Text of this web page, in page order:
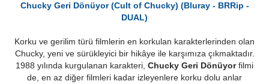
Chucky Geri Dönüyor (Cult of Chucky) (Bluray - BRRip -
DUAL)
Korku ve gerilim türü filmlerin en korkulan karakterlerinden olan
Chucky, yeni ve sürükleyici bir hikâye ile karşımıza çıkmaktadır.
1988 yılında kurgulanan karakteri, Chucky Geri Dönüyorfilmi
de, en az diğer filmleri kadar izleyenlere korku dolu anlar